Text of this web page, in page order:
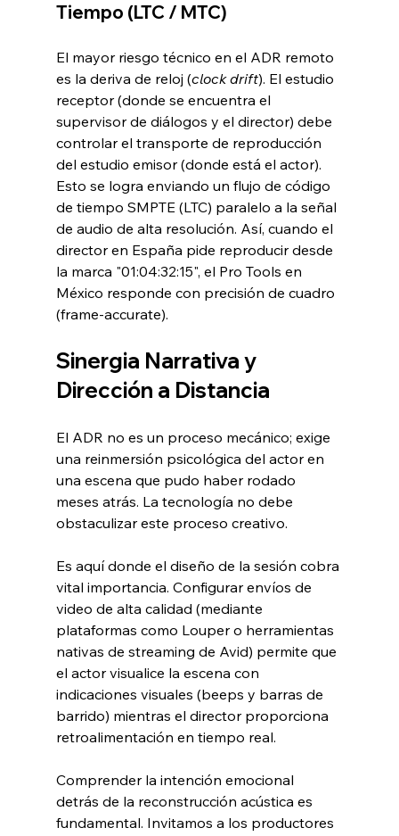
Tiempo (LTC / MTC)
El mayor riesgo técnico en el ADR remoto
es la deriva de reloj (clock drift). El estudio
receptor (donde se encuentra el
supervisor de diálogos y el director) debe
controlar el transporte de reproducción
del estudio emisor (donde está el actor).
Esto se logra enviando un flujo de código
de tiempo SMPTE (LTC) paralelo a la señal
de audio de alta resolución. Así, cuando el
director en España pide reproducir desde
la marca "01:04:32:15", el Pro Tools en
México responde con precisión de cuadro
(frame-accurate).
Sinergia Narrativa y
Dirección a Distancia
El ADR no es un proceso mecánico; exige
una reinmersión psicológica del actor en
una escena que pudo haber rodado
meses atrás. La tecnología no debe
obstaculizar este proceso creativo.
Es aquí donde el diseño de la sesión cobra
vital importancia. Configurar envíos de
video de alta calidad (mediante
plataformas como Louper o herramientas
nativas de streaming de Avid) permite que
el actor visualice la escena con
indicaciones visuales (beeps y barras de
barrido) mientras el director proporciona
retroalimentación en tiempo real.
Comprender la intención emocional
detrás de la reconstrucción acústica es
fundamental. Invitamos a los productores